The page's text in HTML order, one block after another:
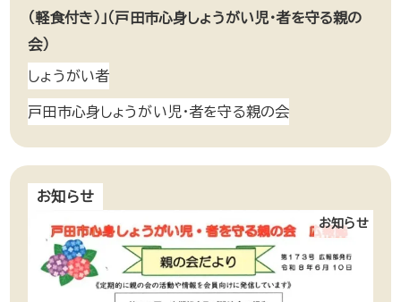
（軽食付き）」（戸田市心身しょうがい児・者を守る親の
会）
しょうがい者
戸田市心身しょうがい児・者を守る親の会
お知らせ
お知らせ